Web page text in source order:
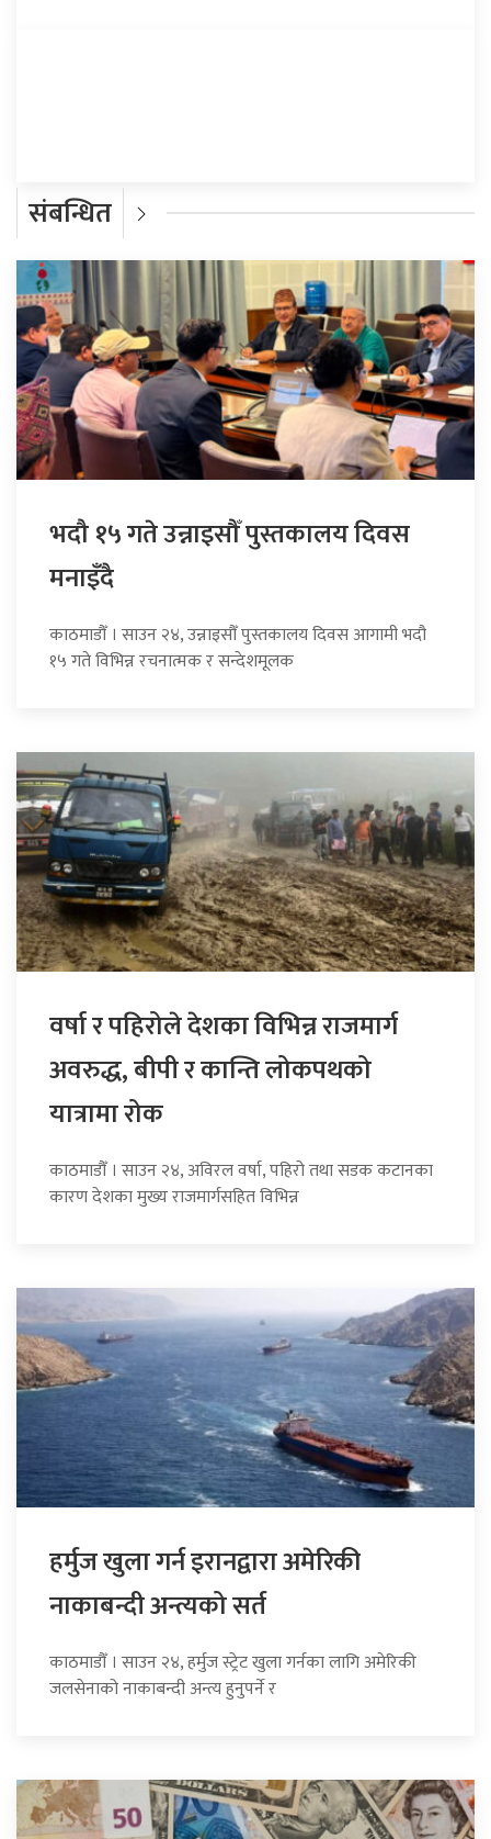
संबन्धित
भदौ १५ गते उन्नाइसौँ पुस्तकालय दिवस
मनाइँदै
काठमाडौँ । साउन २४, उन्नाइसौँ पुस्तकालय दिवस आगामी भदौ
१५ गते विभिन्न रचनात्मक र सन्देशमूलक
वर्षा र पहिरोले देशका विभिन्न राजमार्ग
अवरुद्ध, बीपी र कान्ति लोकपथको
यात्रामा रोक
काठमाडौँ । साउन २४, अविरल वर्षा, पहिरो तथा सडक कटानका
कारण देशका मुख्य राजमार्गसहित विभिन्न
हर्मुज खुला गर्न इरानद्वारा अमेरिकी
नाकाबन्दी अन्त्यको सर्त
काठमाडौँ । साउन २४, हर्मुज स्ट्रेट खुला गर्नका लागि अमेरिकी
जलसेनाको नाकाबन्दी अन्त्य हुनुपर्ने र